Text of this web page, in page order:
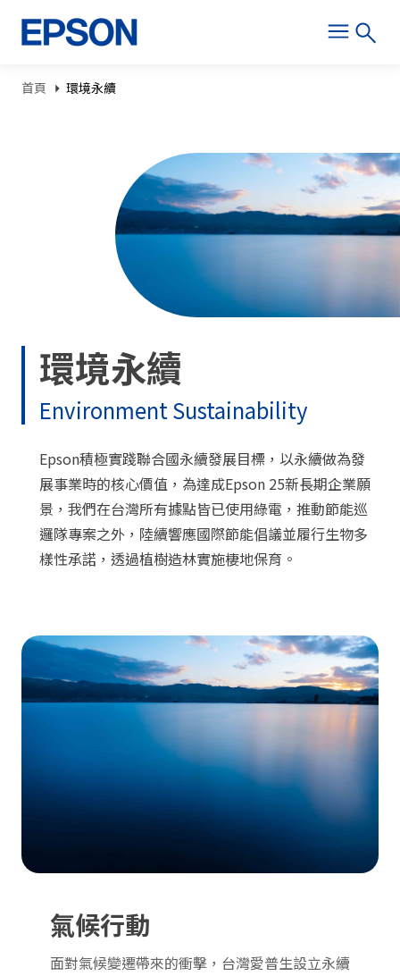
導航連結
首頁 環境永續
環境永續
Environment Sustainability
Epson積極實踐聯合國永續發展目標，以永續做為發
展事業時的核心價值，為達成Epson 25新長期企業願
景，我們在台灣所有據點皆已使用綠電，推動節能巡
邏隊專案之外，陸續響應國際節能倡議並履行生物多
樣性承諾，透過植樹造林實施棲地保育。
氣候行動
面對氣候變遷帶來的衝擊，台灣愛普生設立永續